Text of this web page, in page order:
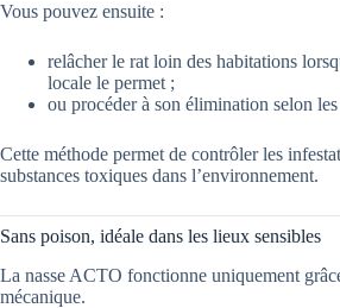
Vous pouvez ensuite :
relâcher le rat loin des habitations
locale le permet ;
ou procéder à son élimination selon
Cette méthode permet de contrôler les
substances toxiques dans l’environnement.
Sans poison, idéale dans les lieux sensibles
La nasse ACTO fonctionne uniquement
mécanique.